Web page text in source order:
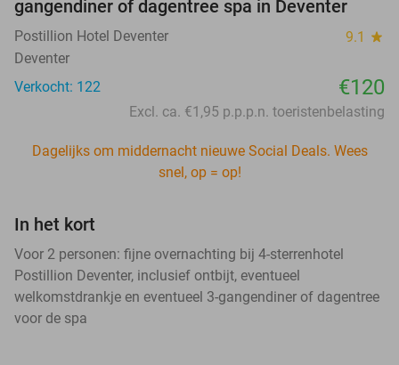
gangendiner of dagentree spa in Deventer
Postillion Hotel Deventer 9.1 star
Deventer
Verkocht: 122
€120
Excl. ca. €1,95 p.p.p.n. toeristenbelasting
Dagelijks om middernacht nieuwe Social Deals. Wees
snel, op = op!
In het kort
Voor 2 personen: fijne overnachting bij 4-sterrenhotel
Postillion Deventer, inclusief ontbijt, eventueel
welkomstdrankje en eventueel 3-gangendiner of dagentree
voor de spa